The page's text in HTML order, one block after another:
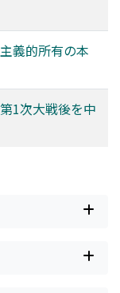
義的所有の本
1次大戦後を中